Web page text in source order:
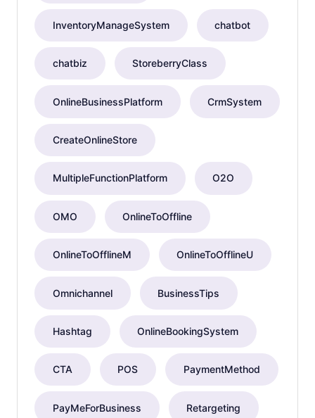
InventoryManageSystem chatbot
chatbiz StoreberryClass
OnlineBusinessPlatform CrmSystem
CreateOnlineStore
MultipleFunctionPlatform O2O
OMO OnlineToOffline
OnlineToOfflineM OnlineToOfflineU
Omnichannel BusinessTips
Hashtag OnlineBookingSystem
CTA POS PaymentMethod
PayMeForBusiness Retargeting